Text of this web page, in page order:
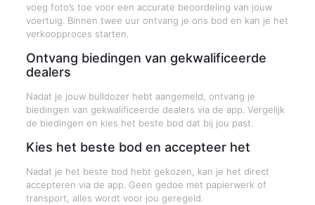
voeg foto’s toe voor een accurate beoordeling van jouw
voertuig. Binnen twee uur ontvang je ons bod en kan je het
verkoopproces starten.
Ontvang biedingen van gekwalificeerde
dealers
Nadat je jouw bulldozer hebt aangemeld, ontvang je
biedingen van gekwalificeerde dealers via de app. Vergelijk
de biedingen en kies het beste bod dat bij jou past.
Kies het beste bod en accepteer het
Nadat je het beste bod hebt gekozen, kan je het direct
accepteren via de app. Geen gedoe met papierwerk of
transport, alles wordt voor jou geregeld.